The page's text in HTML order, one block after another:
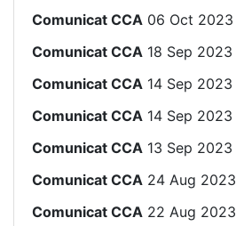
Comunicat CCA 06 Oct 2023
Comunicat CCA 18 Sep 2023
Comunicat CCA 14 Sep 2023
Comunicat CCA 14 Sep 2023
Comunicat CCA 13 Sep 2023
Comunicat CCA 24 Aug 2023
Comunicat CCA 22 Aug 2023